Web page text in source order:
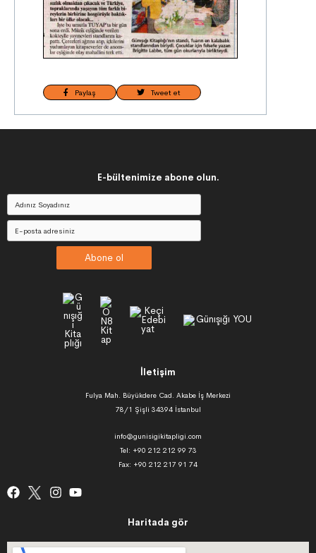
Paylaş Tweet et
E-bültenimize abone olun.
Abone ol
İletişim
Fulya Mah. Büyükdere Cad. Akabe İş Merkezi
78/1 Şişli 34394 İstanbul
info@gunisigikitapligi.com
Tel: +90 212 212 99 73
Fax: +90 212 217 91 74
Haritada gör